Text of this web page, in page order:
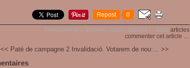
Repost 0
Published by L'archipel contre-attaque ! - dans articles
commenter cet article
<< Paté de campagne 2 Invalidació. Votarem de nou:... >>